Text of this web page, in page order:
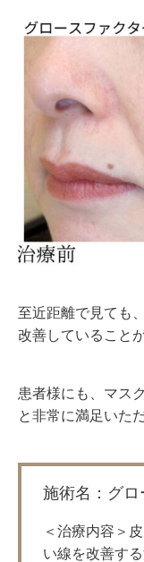
至近距離で見ても
改善していること
患者様にも、マス
と非常に満足いた
施術名：グ
＜治療内容＞
い線を改善す